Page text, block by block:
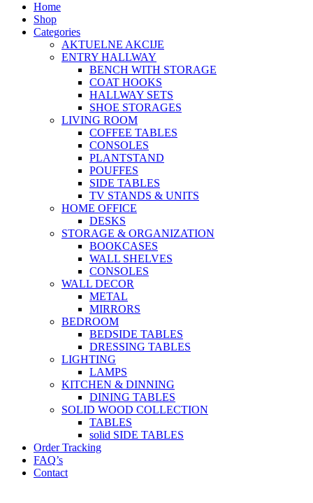
Home
Shop
Categories
AKTUELNE AKCIJE
ENTRY HALLWAY
BENCH WITH STORAGE
COAT HOOKS
HALLWAY SETS
SHOE STORAGES
LIVING ROOM
COFFEE TABLES
CONSOLES
PLANTSTAND
POUFFES
SIDE TABLES
TV STANDS & UNITS
HOME OFFICE
DESKS
STORAGE & ORGANIZATION
BOOKCASES
WALL SHELVES
CONSOLES
WALL DECOR
METAL
MIRRORS
BEDROOM
BEDSIDE TABLES
DRESSING TABLES
LIGHTING
LAMPS
KITCHEN & DINNING
DINING TABLES
SOLID WOOD COLLECTION
TABLES
solid SIDE TABLES
Order Tracking
FAQ’s
Contact